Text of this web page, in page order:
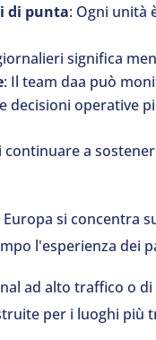
di punta: Ogni unità
significa
: Il team daa può
decisioni operative
continuare a
si concentra
l'esperienza dei
ad alto traffico o
per i luoghi più